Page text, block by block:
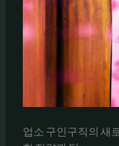
업소 구인구직의 새